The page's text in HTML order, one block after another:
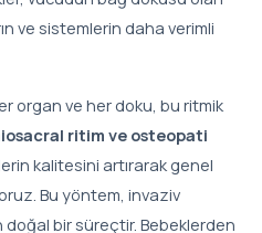
ve sistemlerin daha verimli
organ ve her doku, bu ritmik
ritim ve osteopati
kalitesini artırarak genel
Bu yöntem, invaziv
doğal bir süreçtir. Bebeklerden